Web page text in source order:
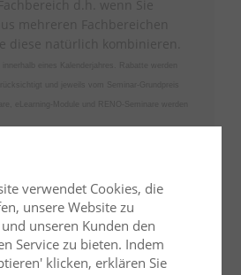
verwendet Cookies, die
unsere Website zu
unseren Kunden den
Service zu bieten. Indem
klicken, erklären Sie